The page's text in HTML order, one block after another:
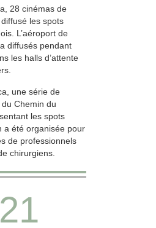
28 cinémas de
les spots
L’aéroport de
diffusés pendant
les halls d’attente
une série de
Chemin du
les spots
a été organisée pour
de professionnels
chirurgiens.
21